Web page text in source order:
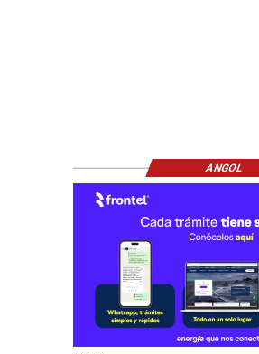
ANGOL